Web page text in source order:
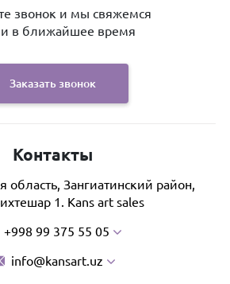
звонок и мы свяжемся
в ближайшее время
Заказать звонок
Контакты
область, Зангиатинский район,
1. Kans art sales
+998 99 375 55 05
info@kansart.uz